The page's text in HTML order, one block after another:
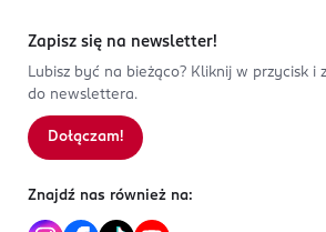
Zapisz się na newsletter!
Lubisz być na bieżąco? Kliknij w przycisk i
do newslettera.
Dołączam!
Znajdź nas również na: